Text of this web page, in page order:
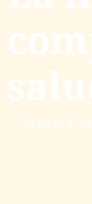
febrero 4,